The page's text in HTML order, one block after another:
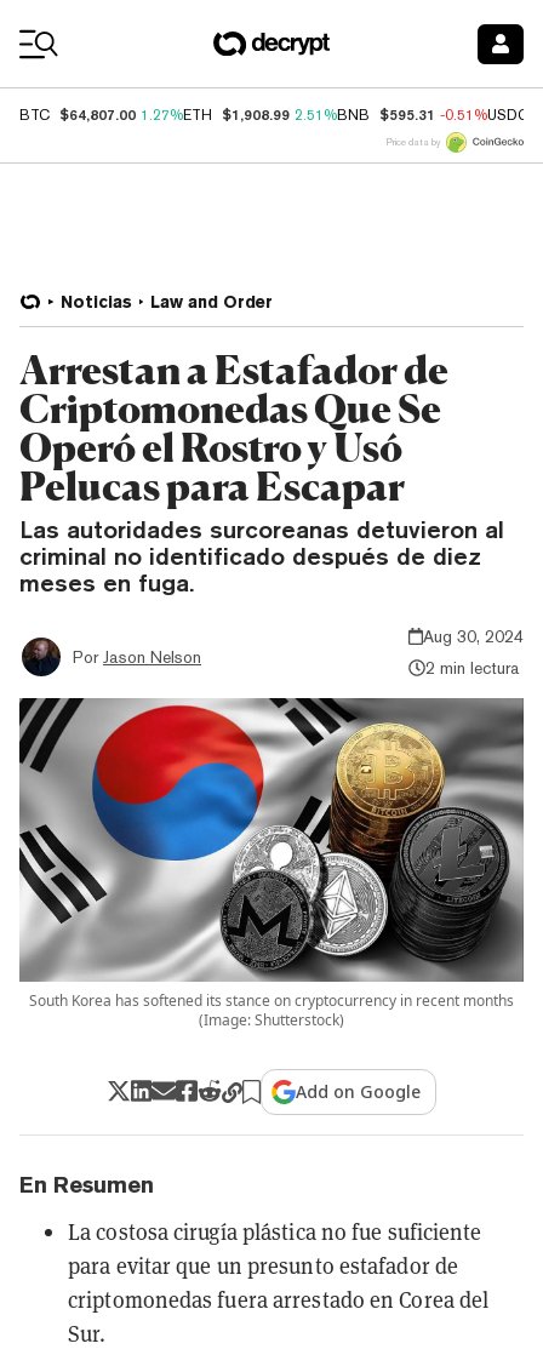
BTC $64,807.00 1.27%ETH $1,908.99 2.51%BNB $595.31 -0.51%USDC
Price data by
Noticias Law and Order
Arrestan a Estafador de
Criptomonedas Que Se
Operó el Rostro y Usó
Pelucas para Escapar
Las autoridades surcoreanas detuvieron al
criminal no identificado después de diez
meses en fuga.
Por Jason Nelson
Aug 30, 2024
2 min lectura
South Korea has softened its stance on cryptocurrency in recent months
(Image: Shutterstock)
Add on Google
En Resumen
La costosa cirugía plástica no fue suficiente
para evitar que un presunto estafador de
criptomonedas fuera arrestado en Corea del
Sur.